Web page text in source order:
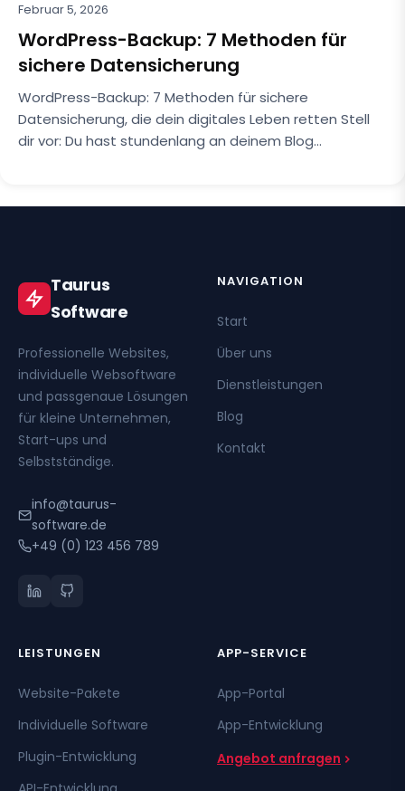
Februar 5, 2026
WordPress-Backup: 7 Methoden für
sichere Datensicherung
WordPress-Backup: 7 Methoden für sichere
Datensicherung, die dein digitales Leben retten Stell
dir vor: Du hast stundenlang an deinem Blog…
Taurus
Software
Professionelle Websites,
individuelle Websoftware
und passgenaue Lösungen
für kleine Unternehmen,
Start-ups und
Selbstständige.
info@taurus-
software.de
+49 (0) 123 456 789
NAVIGATION
Start
Über uns
Dienstleistungen
Blog
Kontakt
LEISTUNGEN
Website-Pakete
Individuelle Software
Plugin-Entwicklung
APP-SERVICE
App-Portal
App-Entwicklung
Angebot anfragen